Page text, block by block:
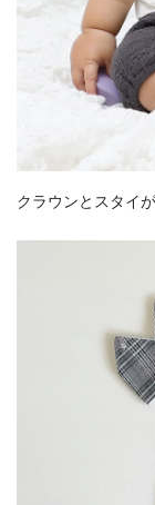
クラウンとスタイ